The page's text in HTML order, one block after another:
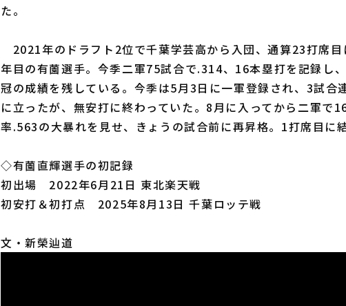
た。
2021年のドラフト2位で千葉学芸高から入団、通算23打席
年目の有薗選手。今季二軍75試合で.314、16本塁打を記録し
冠の成績を残している。今季は5月3日に一軍登録され、3試合
に立ったが、無安打に終わっていた。8月に入ってから二軍で
率.563の大暴れを見せ、きょうの試合前に再昇格。1打席目に
◇有薗直輝選手の初記録
初出場 2022年6月21日 東北楽天戦
初安打＆初打点 2025年8月13日 千葉ロッテ戦
文・新榮辿道